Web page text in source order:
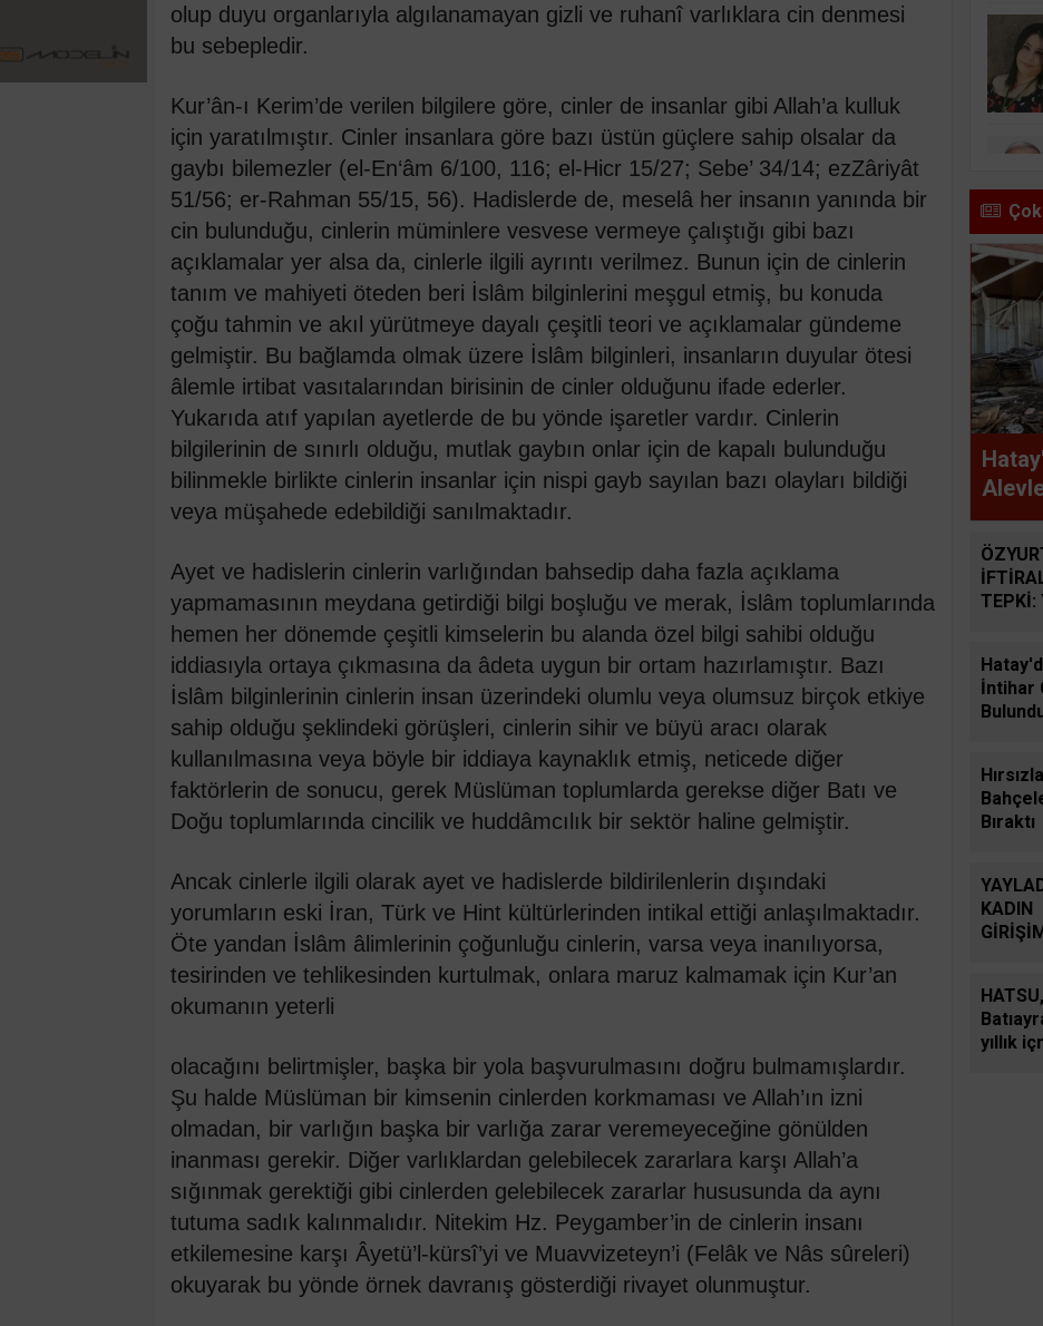
olup duyu organlarıyla algılanamayan gizli ve ruhanî varlıklara cin denmesi
bu sebepledir.
Kur’ân-ı Kerim’de verilen bilgilere göre, cinler de insanlar gibi Allah’a kulluk
için yaratılmıştır. Cinler insanlara göre bazı üstün güçlere sahip olsalar da
gaybı bilemezler (el-En‘âm 6/100, 116; el-Hicr 15/27; Sebe’ 34/14; ezZâriyât
51/56; er-Rahman 55/15, 56). Hadislerde de, meselâ her insanın yanında bir
cin bulunduğu, cinlerin müminlere vesvese vermeye çalıştığı gibi bazı
açıklamalar yer alsa da, cinlerle ilgili ayrıntı verilmez. Bunun için de cinlerin
tanım ve mahiyeti öteden beri İslâm bilginlerini meşgul etmiş, bu konuda
çoğu tahmin ve akıl yürütmeye dayalı çeşitli teori ve açıklamalar gündeme
gelmiştir. Bu bağlamda olmak üzere İslâm bilginleri, insanların duyular ötesi
âlemle irtibat vasıtalarından birisinin de cinler olduğunu ifade ederler.
Yukarıda atıf yapılan ayetlerde de bu yönde işaretler vardır. Cinlerin
bilgilerinin de sınırlı olduğu, mutlak gaybın onlar için de kapalı bulunduğu
bilinmekle birlikte cinlerin insanlar için nispi gayb sayılan bazı olayları bildiği
veya müşahede edebildiği sanılmaktadır.
Ayet ve hadislerin cinlerin varlığından bahsedip daha fazla açıklama
yapmamasının meydana getirdiği bilgi boşluğu ve merak, İslâm toplumlarında
hemen her dönemde çeşitli kimselerin bu alanda özel bilgi sahibi olduğu
iddiasıyla ortaya çıkmasına da âdeta uygun bir ortam hazırlamıştır. Bazı
İslâm bilginlerinin cinlerin insan üzerindeki olumlu veya olumsuz birçok etkiye
sahip olduğu şeklindeki görüşleri, cinlerin sihir ve büyü aracı olarak
kullanılmasına veya böyle bir iddiaya kaynaklık etmiş, neticede diğer
faktörlerin de sonucu, gerek Müslüman toplumlarda gerekse diğer Batı ve
Doğu toplumlarında cincilik ve huddâmcılık bir sektör haline gelmiştir.
Ancak cinlerle ilgili olarak ayet ve hadislerde bildirilenlerin dışındaki
yorumların eski İran, Türk ve Hint kültürlerinden intikal ettiği anlaşılmaktadır.
Öte yandan İslâm âlimlerinin çoğunluğu cinlerin, varsa veya inanılıyorsa,
tesirinden ve tehlikesinden kurtulmak, onlara maruz kalmamak için Kur’an
okumanın yeterli
olacağını belirtmişler, başka bir yola başvurulmasını doğru bulmamışlardır.
Şu halde Müslüman bir kimsenin cinlerden korkmaması ve Allah’ın izni
olmadan, bir varlığın başka bir varlığa zarar veremeyeceğine gönülden
inanması gerekir. Diğer varlıklardan gelebilecek zararlara karşı Allah’a
sığınmak gerektiği gibi cinlerden gelebilecek zararlar hususunda da aynı
tutuma sadık kalınmalıdır. Nitekim Hz. Peygamber’in de cinlerin insanı
etkilemesine karşı Âyetü’l-kürsî’yi ve Muavvizeteyn’i (Felâk ve Nâs sûreleri)
okuyarak bu yönde örnek davranış gösterdiği rivayet olunmuştur.
TEPKİ:
İntihar
Bıraktı
KADIN
HATSU,
yıllık